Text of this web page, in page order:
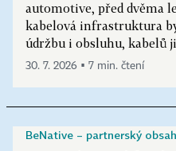
automotive, před dvěma
kabelová infrastruktura
údržbu i obsluhu, kabelů
30. 7. 2026 ▪ 7 min. čtení
BeNative – partnerský obsah